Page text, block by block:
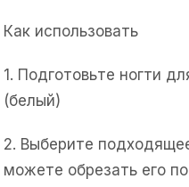
Как использовать
1. Подготовьте ногти
(белый)
2. Выберите
можете обрезать его